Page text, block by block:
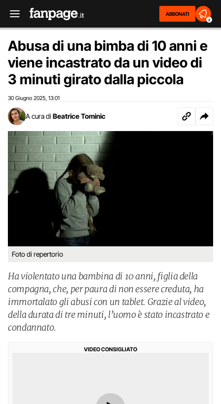
ABBONATI
2
Abusa di una bimba di 10 anni e
viene incastrato da un video di
3 minuti girato dalla piccola
30 Giugno 2025 13:01
A cura di Beatrice Tominic
Foto di repertorio
Ha violentato una bambina di 10 anni, figlia della
compagna, che, per paura di non essere creduta, ha
immortalato gli abusi con un tablet. Grazie al video,
della durata di tre minuti, l’uomo è stato incastrato e
condannato.
VIDEO CONSIGLIATO